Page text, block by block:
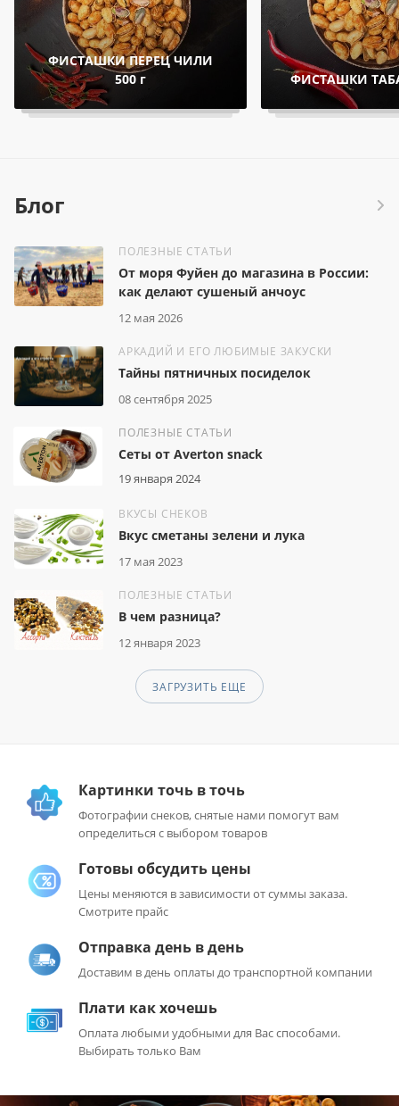
ФИСТАШКИ ПЕРЕЦ ЧИЛИ
500 г
ФИСТАШКИ
Блог
ПОЛЕЗНЫЕ СТАТЬИ
12 мая 2026
От моря Фуйен до магазина в России:
как делают сушеный анчоус
АРКАДИЙ И ЕГО ЛЮБИМЫЕ ЗАКУСКИ
08 сентября 2025
Тайны пятничных посиделок
ПОЛЕЗНЫЕ СТАТЬИ
19 января 2024
Сеты от Averton snack
ВКУСЫ СНЕКОВ
17 мая 2023
Вкус сметаны зелени и лука
ПОЛЕЗНЫЕ СТАТЬИ
12 января 2023
В чем разница?
ЗАГРУЗИТЬ ЕЩЕ
Картинки точь в точь
Фотографии снеков, снятые нами помогут вам
определиться с выбором товаров
Готовы обсудить цены
Цены меняются в зависимости от суммы заказа.
Смотрите прайс
Отправка день в день
Доставим в день оплаты до транспортной компании
Плати как хочешь
Оплата любыми удобными для Вас способами.
Выбирать только Вам